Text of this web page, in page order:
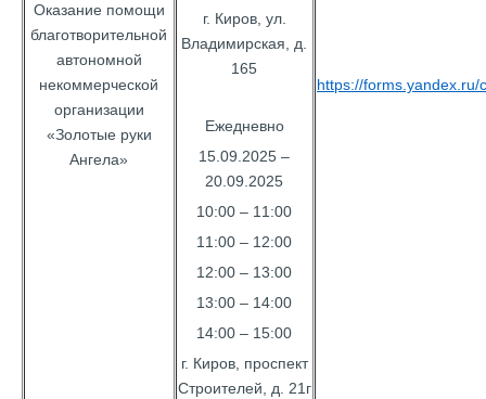
Оказание помощи
благотворительной
автономной
некоммерческой
организации
«Золотые руки
Ангела»
г. Киров, ул.
Владимирская, д.
165
Ежедневно
15.09.2025 –
20.09.2025
10:00 – 11:00
11:00 – 12:00
12:00 – 13:00
13:00 – 14:00
14:00 – 15:00
г. Киров, проспект
Строителей, д. 21г
https://